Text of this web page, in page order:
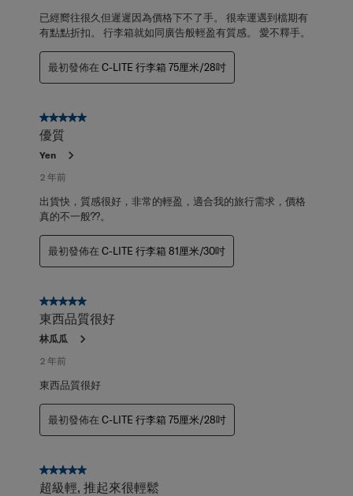
已經嚮往很久但遲遲因為價格下不了手。 很幸運遇到檔期有
有點點折扣。 行李箱就如同廣告般輕盈有質感。 愛不釋手。
最初發佈在 C-LITE 行李箱 75厘米/28吋
5星，共5星。
優質
Yen
2 年前
出貨快，質感很好，非常的輕盈，適合我的旅行需求，價格
真的不一般??。
最初發佈在 C-LITE 行李箱 81厘米/30吋
5星，共5星。
東西品質很好
林瓜瓜
2 年前
東西品質很好
最初發佈在 C-LITE 行李箱 75厘米/28吋
5星，共5星。
超級輕, 推起來很輕鬆